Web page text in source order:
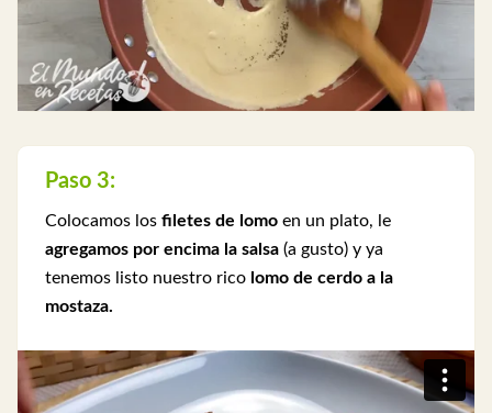
Paso 3:
Colocamos los filetes de lomo en un plato, le
agregamos por encima la salsa (a gusto) y ya
tenemos listo nuestro rico lomo de cerdo a la
mostaza.